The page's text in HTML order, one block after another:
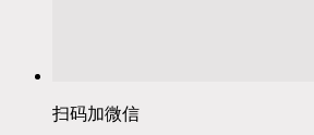
扫码加微信